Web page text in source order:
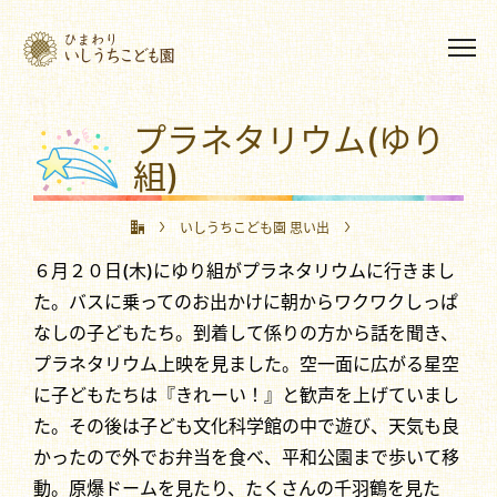
プラネタリウム(ゆり
組)
いしうちこども園 思い出
プラネタリウム(ゆり組)
６月２０日(木)にゆり組がプラネタリウムに行きまし
た。バスに乗ってのお出かけに朝からワクワクしっぱ
なしの子どもたち。到着して係りの方から話を聞き、
プラネタリウム上映を見ました。空一面に広がる星空
に子どもたちは『きれーい！』と歓声を上げていまし
た。その後は子ども文化科学館の中で遊び、天気も良
かったので外でお弁当を食べ、平和公園まで歩いて移
動。原爆ドームを見たり、たくさんの千羽鶴を見た